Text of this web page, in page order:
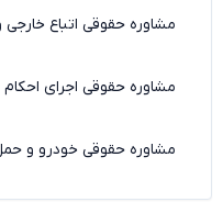
مشاوره حقوقی اتباع
مشاوره حقوقی اجرای احکام
مشاوره حقوقی خودرو و